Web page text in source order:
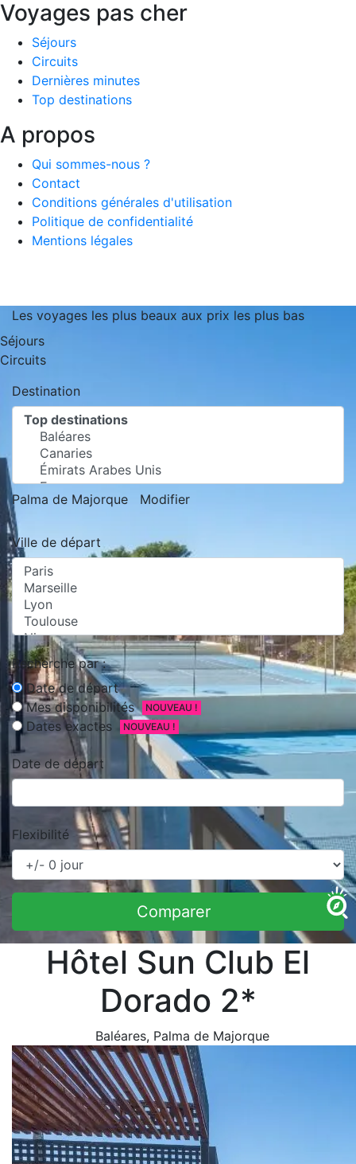
Voyages pas cher
Séjours
Circuits
Dernières minutes
Top destinations
A propos
Qui sommes-nous ?
Contact
Conditions générales d'utilisation
Politique de confidentialité
Mentions légales
Les voyages les plus beaux aux prix les plus bas
Séjours
Circuits
Destination
Palma de Majorque Modifier
Ville de départ
Recherche par :
Date de départ
Mes disponibilités
NOUVEAU !
Dates exactes NOUVEAU !
Date de départ
Flexibilité
Comparer
Hôtel Sun Club El
Dorado 2*
Baléares, Palma de Majorque